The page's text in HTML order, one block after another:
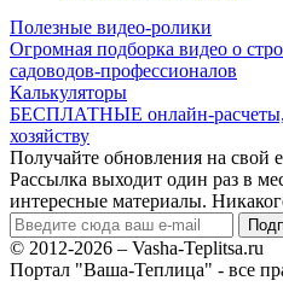
Полезные видео-ролики
Огромная подборка видео о
садоводов-профессионалов
Калькуляторы
БЕСПЛАТНЫЕ онлайн-расчеты,
хозяйству
Получайте обновления на свой
Рассылка выходит один раз в
интересные материалы.
© 2012-2026 – Vasha-Teplitsa.ru
Портал "Ваша-Теплица" - все